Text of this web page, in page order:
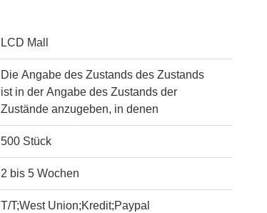
LCD Mall
Die Angabe des Zustands des Zustands
ist in der Angabe des Zustands der
Zustände anzugeben, in denen
500 Stück
2 bis 5 Wochen
T/T;West Union;Kredit;Paypal